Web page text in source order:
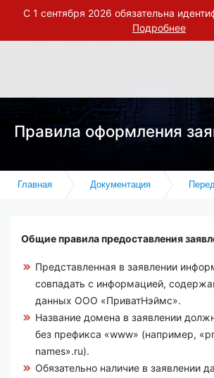
С 1 сентября 2026 обязательна
Подробнее
Правила оформления
Главная Документация
Общие правила предоставления
Представленная в заявлении
совпадать с информацией,
данных ООО «ПриватНэймс».
Название домена в заявлении
без префикса «www» (например,
names».ru).
Обязательно наличие в заявлении